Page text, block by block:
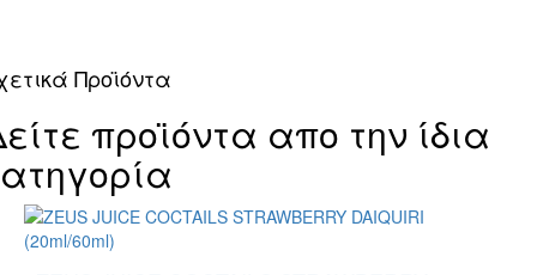
Προϊόντα
προϊόντα απο την ίδια